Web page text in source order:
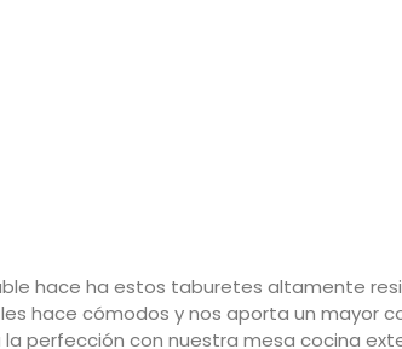
hace ha estos taburetes altamente
hace cómodos y nos aporta un mayor
perfección con nuestra mesa cocina